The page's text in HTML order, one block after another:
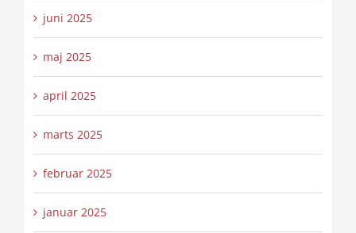
juni 2025
maj 2025
april 2025
marts 2025
februar 2025
januar 2025